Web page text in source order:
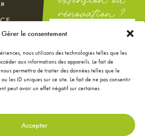
Gérer le consentement
nous utilisons des technologies telles que les
aux informations des appareils. Le fait de
permettra de traiter des données telles que le
les ID uniques sur ce site. Le fait de ne pas consentir
peut avoir un effet négatif sur certaines
Accepter
8h-12h
rénovation ?
DEMANDEZ
GRATUITE